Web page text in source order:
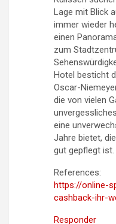
Lage mit Blick
immer wieder
einen
zum
Hotel besticht
Oscar-
die von vielen
eine
Jahre bietet,
gut gepflegt ist.
References:
https://online-
cashback-ihr-
Responder